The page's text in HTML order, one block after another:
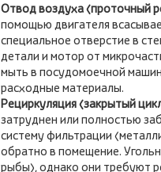
Отвод воздуха (проточный
помощью двигателя
специальное отверстие в
детали и мотор от
мыть в посудомоечной
расходные материалы.
Рециркуляция (закрытый
затруднен или полностью
систему фильтрации
обратно в помещение.
рыбы), однако они требуют